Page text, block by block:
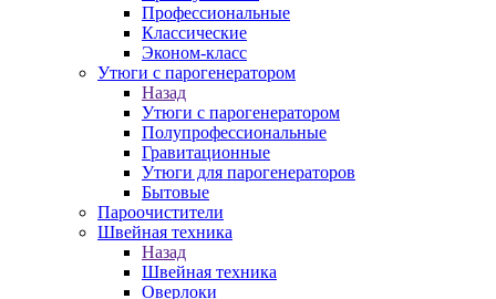
Профессиональные
Классические
Эконом-класс
Утюги с парогенератором
Назад
Утюги с парогенератором
Полупрофессиональные
Гравитационные
Утюги для парогенераторов
Бытовые
Пароочистители
Швейная техника
Назад
Швейная техника
Оверлоки